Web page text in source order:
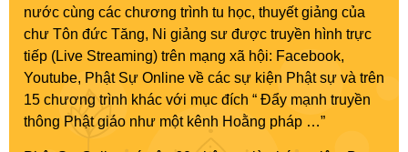
nước cùng các chương trình tu học, thuyết giảng của
chư Tôn đức Tăng, Ni giảng sư được truyền hình trực
tiếp (Live Streaming) trên mạng xã hội: Facebook,
Youtube, Phật Sự Online về các sự kiện Phật sự và trên
15 chương trình khác với mục đích “ Đẩy mạnh truyền
thông Phật giáo như một kênh Hoằng pháp …”